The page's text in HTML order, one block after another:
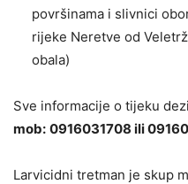
površinama i slivnici
rijeke Neretve od
obala)
Sve informacije o tijeku
mob: 0916031708 ili
Larvicidni tretman je skup